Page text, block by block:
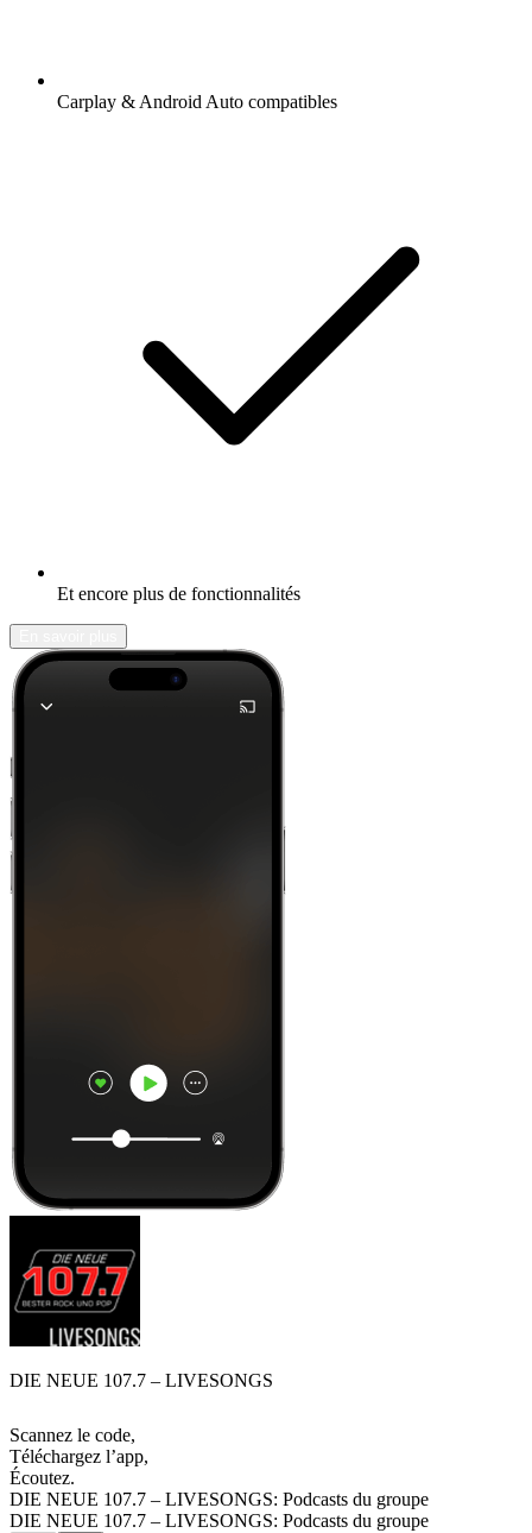
Carplay & Android Auto compatibles
Et encore plus de fonctionnalités
DIE NEUE 107.7 – LIVESONGS
Scannez le code,
Téléchargez l’app,
Écoutez.
DIE NEUE 107.7 – LIVESONGS: Podcasts du groupe
DIE NEUE 107.7 – LIVESONGS: Podcasts du groupe